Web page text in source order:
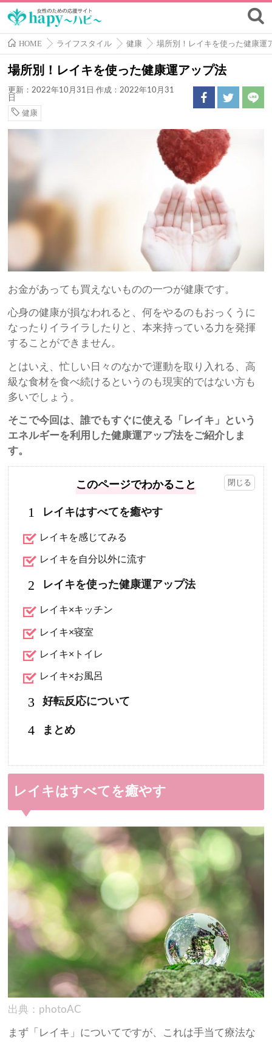
HOME ライフスタイル 健康 場所別！レイキを使った健康運
場所別！レイキを使った健康運アップ法
更新：2022年10月31日 作成：2022年10月31
日
健康
お金があっても買えないものの一つが健康です。
心身の健康が損なわれると、何をやるのもおっくうに
なったりイライラしたりと、本来持っている力を発揮
することができません。
とはいえ、忙しい日々のなかで運動を取り入れる、高
級な食材を食べ続けるというのも現実的ではない方も
多いでしょう。
そこで今回は、誰でもすぐに使える「レイキ」という
エネルギーを利用した健康運アップ法をご紹介しま
す。
このページでわかること
1 レイキはすべてを癒やす
レイキを感じてみる
レイキを自分以外に流す
2 レイキを使った健康運アップ法
レイキ×キッチン
レイキ×寝室
レイキ×トイレ
レイキ×お風呂
3 好転反応について
4 まとめ
レイキはすべてを癒やす
出典：photoAC
まず「レイキ」についてですが、これは手当て療法な